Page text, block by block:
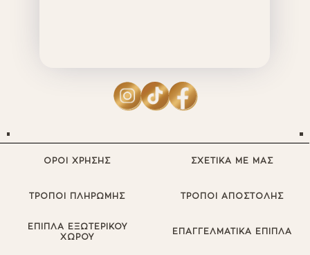
ΟΡΟΙ ΧΡΗΣΗΣ ΣΧΕΤΙΚΑ ΜΕ ΜΑΣ
ΤΡΟΠΟΙ ΠΛΗΡΩΜΗΣ ΤΡΟΠΟΙ ΑΠΟΣΤΟΛΗΣ
ΕΠΙΠΛΑ ΕΞΩΤΕΡΙΚΟΥ
ΧΩΡΟΥ
ΕΠΑΓΓΕΛΜΑΤΙΚΑ ΕΠΙΠΛΑ